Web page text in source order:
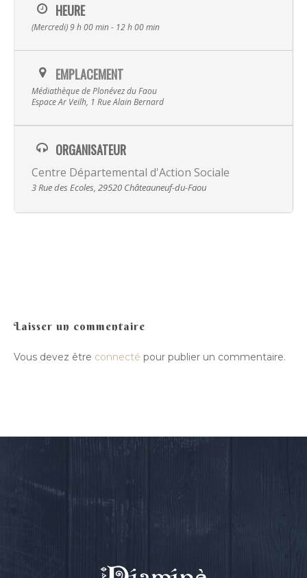
HEURE
(Mercredi) 9 h 00 min - 12 h 00 min
EMPLACEMENT
Médiathèque de Plonévez du Faou
Espace Ar Veilh, 1 Rue Alain Bernard
ORGANISATEUR
Centre Départemental d'Action Sociale
3 Rue des Ecoles, 29520 Châteauneuf-du-Faou
Laisser un commentaire
Vous devez être connecté pour publier un commentaire.
Video
Musique
Actualité
Contact
Espace pro